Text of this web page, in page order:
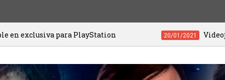
PlayStation 20/01/2021 Videojuegos de PS4 y